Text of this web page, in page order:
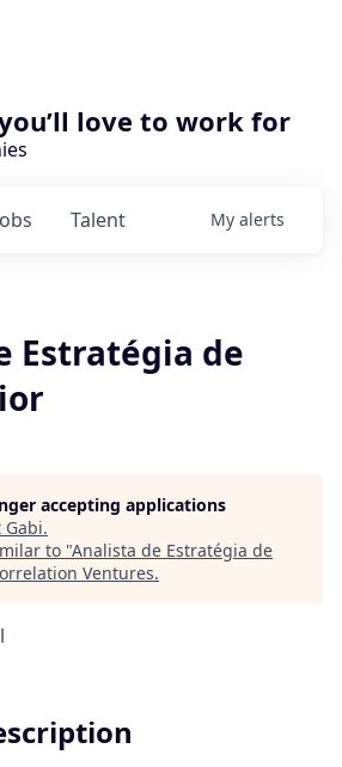
love to work for
Talent My alerts
Estratégia de
accepting applications
Gabi.
to "Analista de Estratégia de
Ventures.